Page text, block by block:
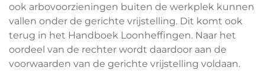
ook arbovoorzieningen buiten de werkplek kunnen
vallen onder de gerichte vrijstelling. Dit komt ook
terug in het Handboek Loonheffingen. Naar het
oordeel van de rechter wordt daardoor aan de
voorwaarden van de gerichte vrijstelling voldaan.